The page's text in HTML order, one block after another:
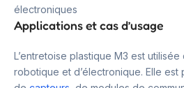
électroniques
Applications et cas d’usage
L’entretoise plastique M3 est
robotique et d’électronique. Elle